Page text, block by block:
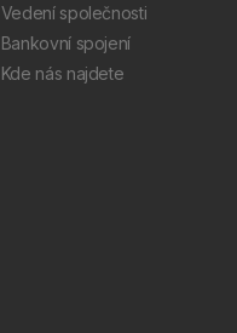
Vedení společnosti
Bankovní spojení
Kde nás najdete